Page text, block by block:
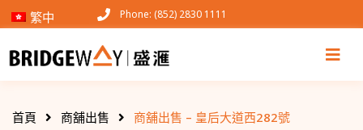
Phone: (852) 2830 1111
首頁 商舖出售 商舖出售 – 皇后大道西282號
繁中